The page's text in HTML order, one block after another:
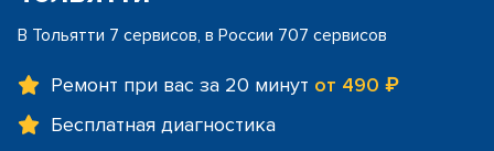
В Тольятти 7 сервисов, в России 707 сервисов
Ремонт при вас за 20 минут от 490 ₽
Бесплатная диагностика